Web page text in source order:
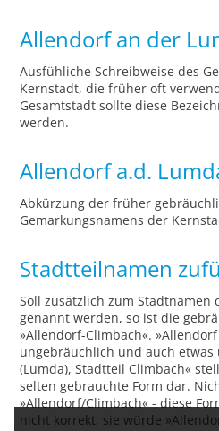
Allendorf an der
Ausfühliche Schreibweise des
Kernstadt, die früher oft
Gesamtstadt sollte diese
werden.
Allendorf a.d.
Abkürzung der früher
Gemarkungsnamens der
Stadtteilnamen
Soll zusätzlich zum Stadtnamen
genannt werden, so ist die
»Allendorf-Climbach«.
ungebräuchlich und auch etwas
(Lumda), Stadtteil Climbach«
selten gebrauchte Form dar.
»Allendorf/Climbach« - diese
nicht korrekt, sie würde